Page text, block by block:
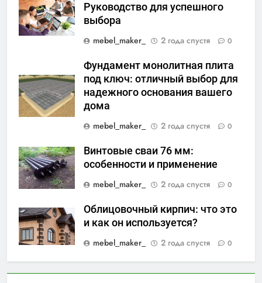
Руководство для успешного
выбора
mebel_maker_
2 года спустя 0
Фундамент монолитная плита
под ключ: отличный выбор для
надежного основания вашего
дома
mebel_maker_
2 года спустя 0
Винтовые сваи 76 мм:
особенности и применение
mebel_maker_
2 года спустя 0
Облицовочный кирпич: что это
и как он используется?
mebel_maker_
2 года спустя 0